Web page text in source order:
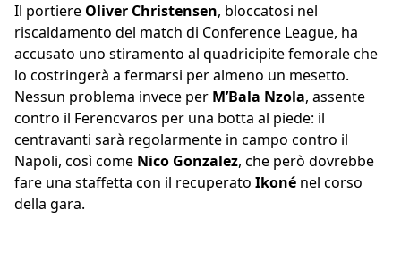
Il portiere Oliver Christensen, bloccatosi nel
riscaldamento del match di Conference League, ha
accusato uno stiramento al quadricipite femorale che
lo costringerà a fermarsi per almeno un mesetto.
Nessun problema invece per M’Bala Nzola, assente
contro il Ferencvaros per una botta al piede: il
centravanti sarà regolarmente in campo contro il
Napoli, così come Nico Gonzalez, che però dovrebbe
fare una staffetta con il recuperato Ikoné nel corso
della gara.